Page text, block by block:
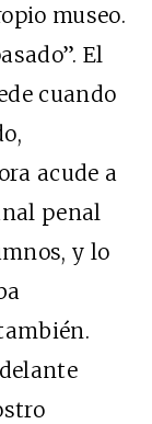
museo.
El
cuando
acude a
penal
y lo